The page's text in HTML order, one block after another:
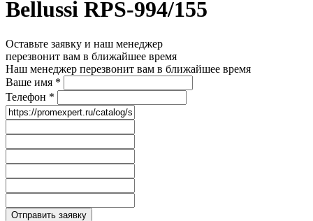
Bellussi RPS-994/155
Оставьте заявку и наш менеджер
перезвонит вам в ближайшее время
Наш менеджер перезвонит вам в ближайшее время
Ваше имя *
Телефон *
Отправить заявку